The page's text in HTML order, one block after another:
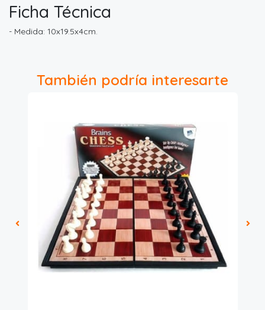
Ficha Técnica
- Medida: 10x19.5x4cm.
También podría interesarte